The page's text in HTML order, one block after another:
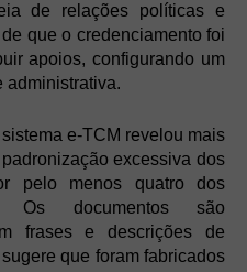
de relações políticas e
que o credenciamento foi
apoios, configurando um
administrativa.
e-TCM revelou mais
excessiva dos
pelo menos quatro dos
Os documentos são
frases e descrições de
que foram fabricados